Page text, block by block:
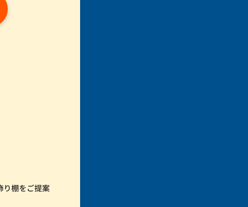
り棚をご提案